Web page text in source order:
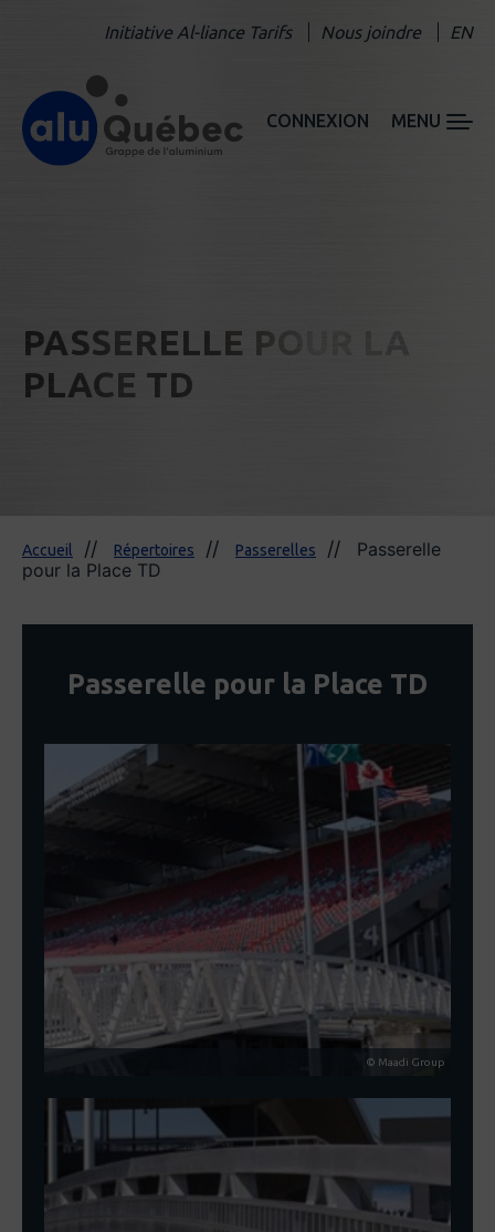
Initiative Al-liance Tarifs Nous joindre EN
CONNEXION MENU
PASSERELLE POUR LA
PLACE TD
Accueil Répertoires Passerelles
Passerelle
pour la Place TD
Passerelle pour la Place TD
© Maadi Group